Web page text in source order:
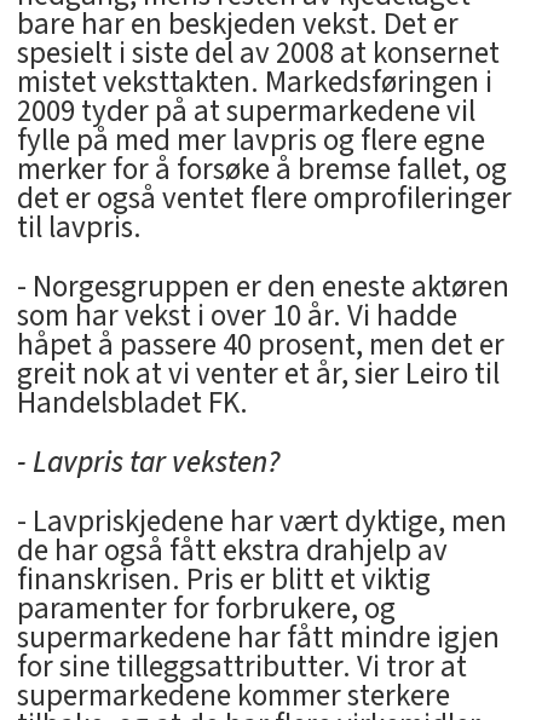
bare har en beskjeden vekst. Det er
spesielt i siste del av 2008 at konsernet
mistet veksttakten. Markedsføringen i
2009 tyder på at supermarkedene vil
fylle på med mer lavpris og flere egne
merker for å forsøke å bremse fallet, og
det er også ventet flere omprofileringer
til lavpris.
- Norgesgruppen er den eneste aktøren
som har vekst i over 10 år. Vi hadde
håpet å passere 40 prosent, men det er
greit nok at vi venter et år, sier Leiro til
Handelsbladet FK.
- Lavpris tar veksten?
- Lavpriskjedene har vært dyktige, men
de har også fått ekstra drahjelp av
finanskrisen. Pris er blitt et viktig
paramenter for forbrukere, og
supermarkedene har fått mindre igjen
for sine tilleggsattributter. Vi tror at
supermarkedene kommer sterkere